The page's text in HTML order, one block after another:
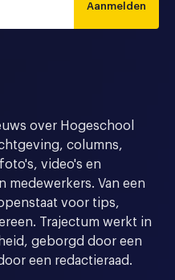
Aanmelden
over Hogeschool
columns,
video's en
medewerkers. Van een
voor tips,
Trajectum werkt in
geborgd door een
een redactieraad.